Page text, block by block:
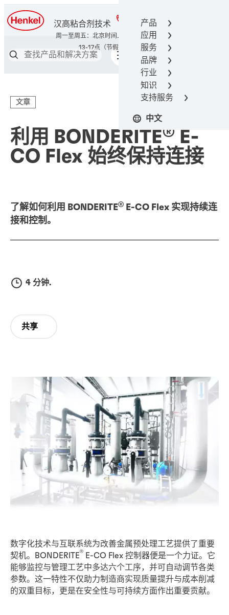
产品
应用
服务
品牌
行业
知识
支持服务
中文
汉高粘合剂技术 400-666-7306
文章
利用 BONDERITE®
E-
CO Flex 始终保持连接
了解如何利用 BONDERITE®
E-CO Flex 实现持续连
接和控制。
4 分钟.
共享
数字化技术与互联系统为改善金属预处理工艺提供了重要
契机。BONDERITE
®
E-CO Flex 控制器便是一个力证。它
能够监控与管理工艺中多达六个工序，并可自动调节各类
参数。这一特性不仅助力制造商实现质量提升与成本削减
的双重目标，更是在安全性与可持续方面作出重要贡献。